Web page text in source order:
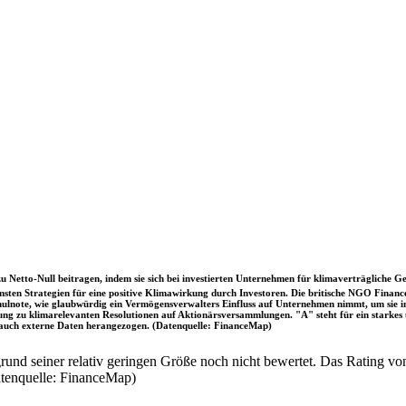
Netto-Null beitragen, indem sie sich bei investierten Unternehmen für klimaverträgliche
Strategien für eine positive Klimawirkung durch Investoren. Die britische NGO
wie glaubwürdig ein Vermögensverwalters Einfluss auf Unternehmen nimmt, um
zu klimarelevanten Resolutionen auf Aktionärsversammlungen. "A" steht für ein
externe Daten herangezogen. (Datenquelle: FinanceMap)
seiner relativ geringen Größe noch nicht bewertet. Das Rating
FinanceMap)